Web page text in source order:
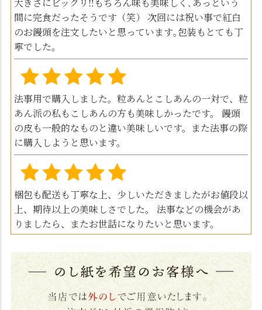
間に完食だったそうです（笑） 次回には祝い事で紅白
のお饅頭を注文したいと思っています｡包装もとても丁
寧でした｡
法事用で購入しました。粒あんとこしあんの一対で、粒
あん派の私もこしあんの方も美味しかったです。 饅頭
の皮も一般的なものと違い美味しいです。また法事の際
に購入しようと思います。
梱包も配送も丁寧な上、少しいただきましたがお値段以
上、期待以上の美味しさでした。 法事などの機会があ
りましたら、またお世話になりたいと思います。